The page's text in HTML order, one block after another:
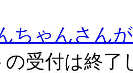
ちゃんさん
受付は終了